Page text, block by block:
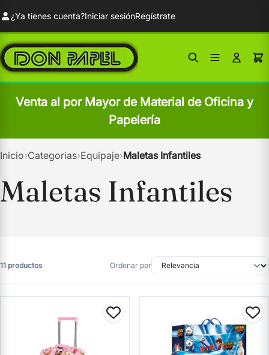
¿Ya tienes cuenta?Iniciar sesiónRegístrate
Venta al por Mayor de Material de Oficina y
Papelería
Inicio›Categorias›Equipaje›Maletas Infantiles
Maletas Infantiles
11 productos Ordenar por